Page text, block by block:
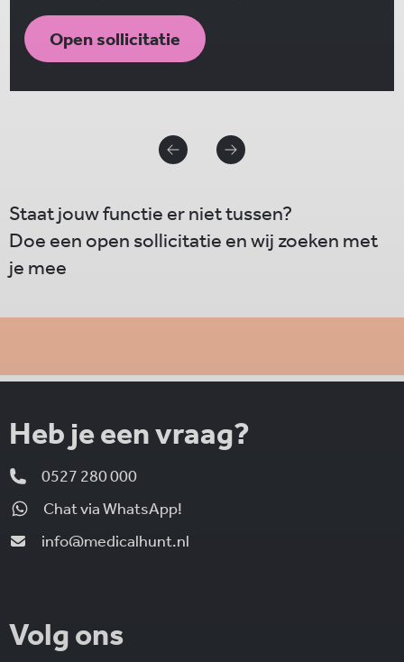
Open sollicitatie
Staat jouw functie er niet tussen?
Doe een open sollicitatie en wij zoeken met
je mee
Heb je een vraag?
0527 280 000
Chat via WhatsApp!
info@medicalhunt.nl
Volg ons